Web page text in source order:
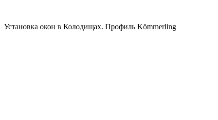
Установка окон в Колодищах. Профиль Kömmerling